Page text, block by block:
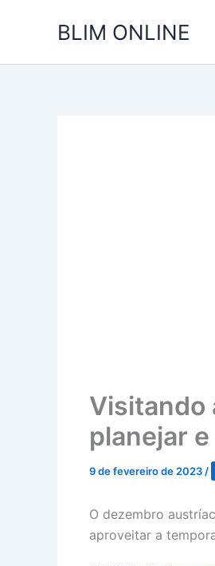
BLIM ONLINE
Visitando
planejar
9 de fevereiro de 2023 /
O dezembro
aproveitar a